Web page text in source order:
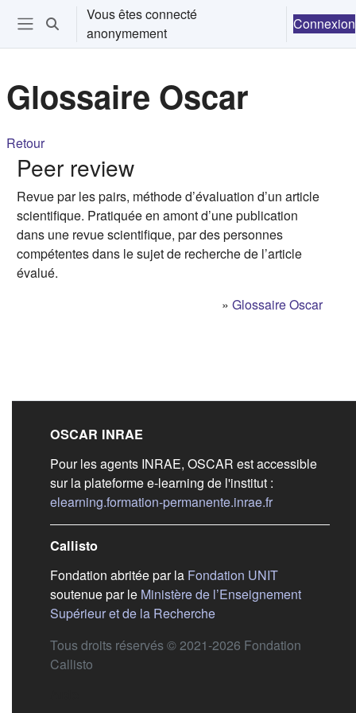
Passer au contenu principal
Ouvrir le menu de navigation
Activer/désactiver la saisie de recherche
Vous êtes connecté
anonymement
Connexion
Glossaire Oscar
Retour
Peer review
Revue par les pairs, méthode d’évaluation d’un article
scientifique. Pratiquée en amont d’une publication
dans une revue scientifique, par des personnes
compétentes dans le sujet de recherche de l’article
évalué.
» Glossaire Oscar
Liens de bas de
OSCAR INRAE
Pour les agents INRAE, OSCAR est accessible
sur la plateforme e-learning de l'institut :
elearning.formation-permanente.inrae.fr(s'ouvre dans
Callisto
Fondation abritée par la Fondation UNIT(s'ouvre
soutenue par le Ministère de l’Enseignement
Supérieur et de la Recherche(s'ouvre dans un nouvel
Tous droits réservés © 2021-2026 Fondation
Callisto